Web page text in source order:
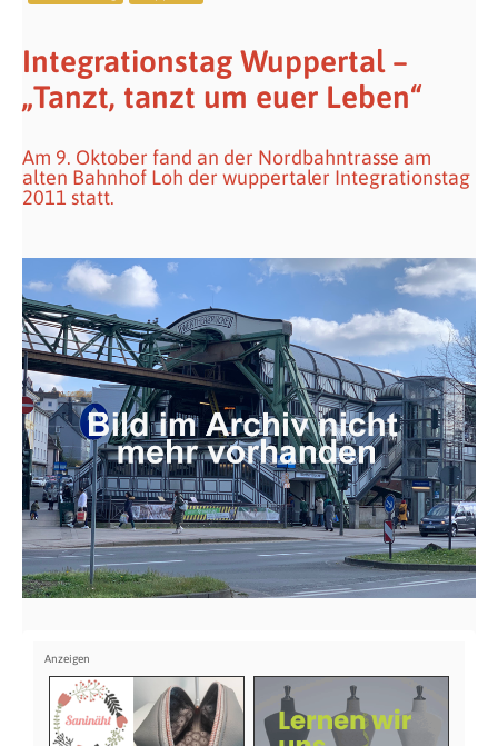
Integrationstag Wuppertal –
„Tanzt, tanzt um euer Leben“
Am 9. Oktober fand an der Nordbahntrasse am
alten Bahnhof Loh der wuppertaler Integrationstag
2011 statt.